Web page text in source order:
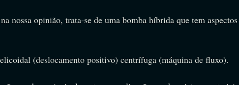
nossa opinião, trata-se de uma bomba híbrida que tem
(deslocamento positivo) centrífuga (máquina de fluxo).